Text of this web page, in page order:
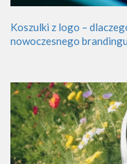
Koszulki z logo –
nowoczesnego